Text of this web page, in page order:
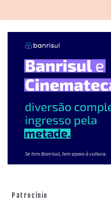
Patrocínio